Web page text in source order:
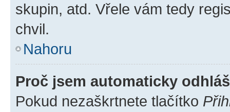
skupin, atd. Vřele vám tedy
chvil.
Nahoru
Proč jsem automaticky
Pokud nezaškrtnete tlačítko